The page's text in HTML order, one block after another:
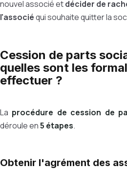
nouvel associé etdécider de
l'associéqui souhaite quitter la
Cession de parts
quelles sont les
effectuer ?
La procédure de cession de
déroule en5 étapes.
Obtenir l'agrément des